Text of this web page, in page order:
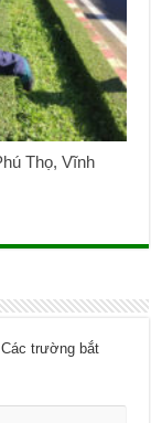
Thọ, Vĩnh
Các trường bắt